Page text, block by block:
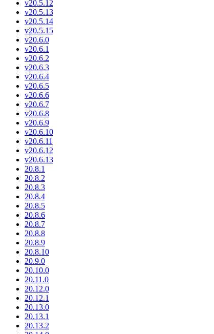
v20.5.12
v20.5.13
v20.5.14
v20.5.15
v20.6.0
v20.6.1
v20.6.2
v20.6.3
v20.6.4
v20.6.5
v20.6.6
v20.6.7
v20.6.8
v20.6.9
v20.6.10
v20.6.11
v20.6.12
v20.6.13
20.8.1
20.8.2
20.8.3
20.8.4
20.8.5
20.8.6
20.8.7
20.8.8
20.8.9
20.8.10
20.9.0
20.10.0
20.11.0
20.12.0
20.12.1
20.13.0
20.13.1
20.13.2